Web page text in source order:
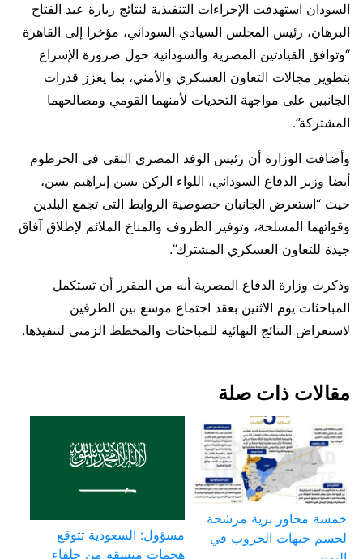
السودان استهدفت الإجراءات التنفيذية لنتائج زيارة عبد الفتاح
البرهان، رئيس المجلس السيادي السوداني، مؤخرا إلى القاهرة
“وتوافق القيادتين المصرية والسودانية حول ضرورة الإسراع
بتطوير مجالات التعاون العسكري والأمني، بما يعزز قدرات
الجانبين على مواجهة التحديات لأمنهما القومي ومصالحهما
المشتركة”.
وأضافت الوزارة أن رئيس الوفد المصري التقى في الخرطوم
أيضا وزير الدفاع السوداني، اللواء الركن يسن إبراهيم يسن،
حيث “استعرض الجانبان خصوصية الروابط التى تجمع البلدين
وقواتهما المسلحة، وتوفير الظروف والمناخ الملائم لإطلاق آفاق
جيدة للتعاون العسكري المشترك”.
وذكرت وزارة الدفاع المصرية أنه من المقرر أن تستكمل
المباحثات يوم الاثنين بعقد اجتماع موسع بين الطرفين
لاستعراض النتائج النهائية للمباحثات والمخطط الزمني لتنفيذها.
مقالات ذات صلة
خمسة محاور برية مرشحة
لحسم جبهات الحروب في
مسؤول: السعودية تتوقع
هجمات منسقة من حلفاء